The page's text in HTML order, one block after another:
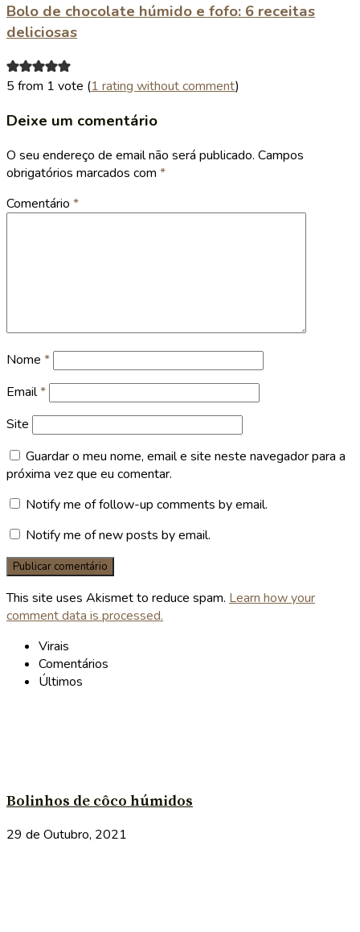
Bolo de chocolate húmido e fofo: 6 receitas
deliciosas
5 from 1 vote (1 rating without comment)
Deixe um comentário
O seu endereço de email não será publicado. Campos
obrigatórios marcados com *
Comentário *
Nome *
Email*
Site
Guardar o meu nome, email e site neste navegador para a
próxima vez que eu comentar.
Notify me of follow-up comments by email.
Notify me of new posts by email.
This site uses Akismet to reduce spam. Learn how your
comment data is processed.
Virais
Comentários
Últimos
Bolinhos de côco húmidos
29 de Outubro, 2021